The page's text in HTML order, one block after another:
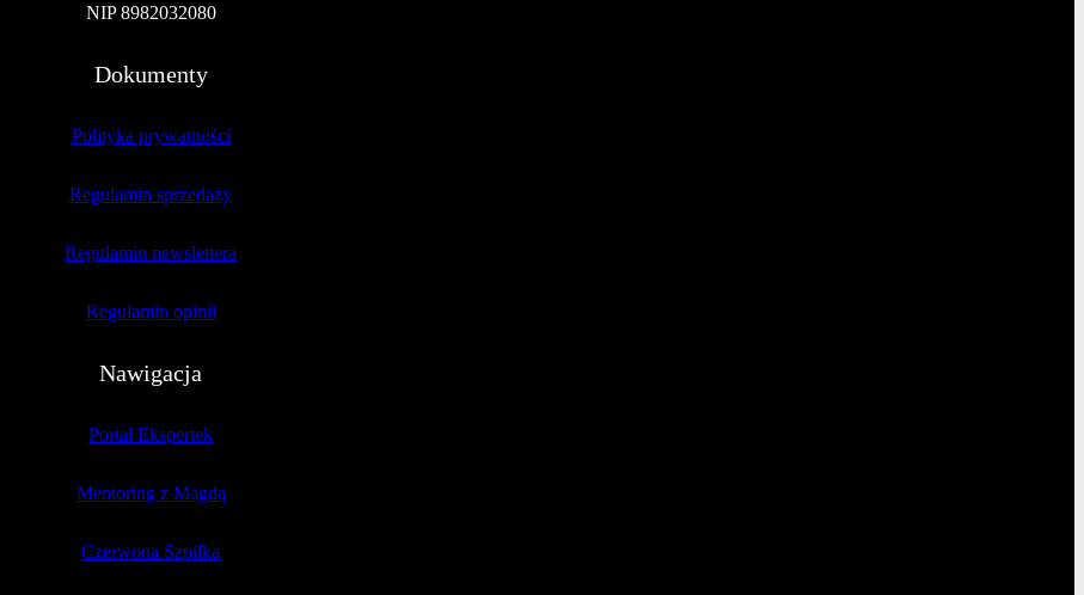
NIP 8982032080
Dokumenty
Polityka prywatności
Regulamin sprzedaży
Regulamin newslettera
Regulamin opinii
Nawigacja
Portal Ekspertek
Mentoring z Magdą
Czerwona Szpilka